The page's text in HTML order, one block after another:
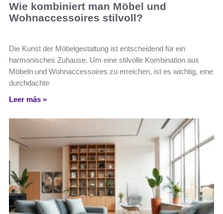
Wie kombiniert man Möbel und
Wohnaccessoires stilvoll?
Die Kunst der Möbelgestaltung ist entscheidend für ein
harmonisches Zuhause. Um eine stilvolle Kombination aus
Möbeln und Wohnaccessoires zu erreichen, ist es wichtig, eine
durchdachte
Leer más »